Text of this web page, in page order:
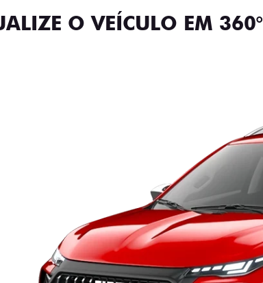
O VEÍCULO EM 360°